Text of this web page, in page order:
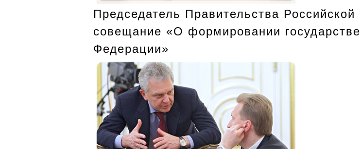
Председатель Правительства
совещание «О формировании
Федерации»